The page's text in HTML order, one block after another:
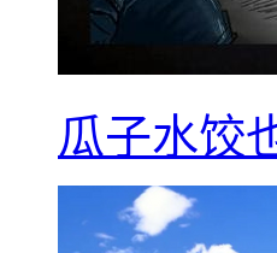
瓜子水饺